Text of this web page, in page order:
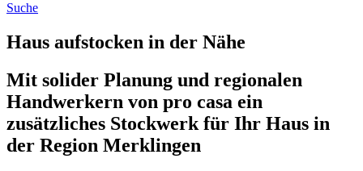
Suche
Haus aufstocken in der Nähe
Mit solider Planung und regionalen
Handwerkern von pro casa ein
zusätzliches Stockwerk für Ihr Haus in
der Region Merklingen